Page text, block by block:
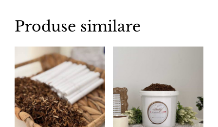
Produse similare